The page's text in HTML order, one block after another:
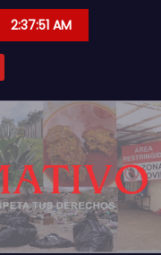
2:37:52 AM